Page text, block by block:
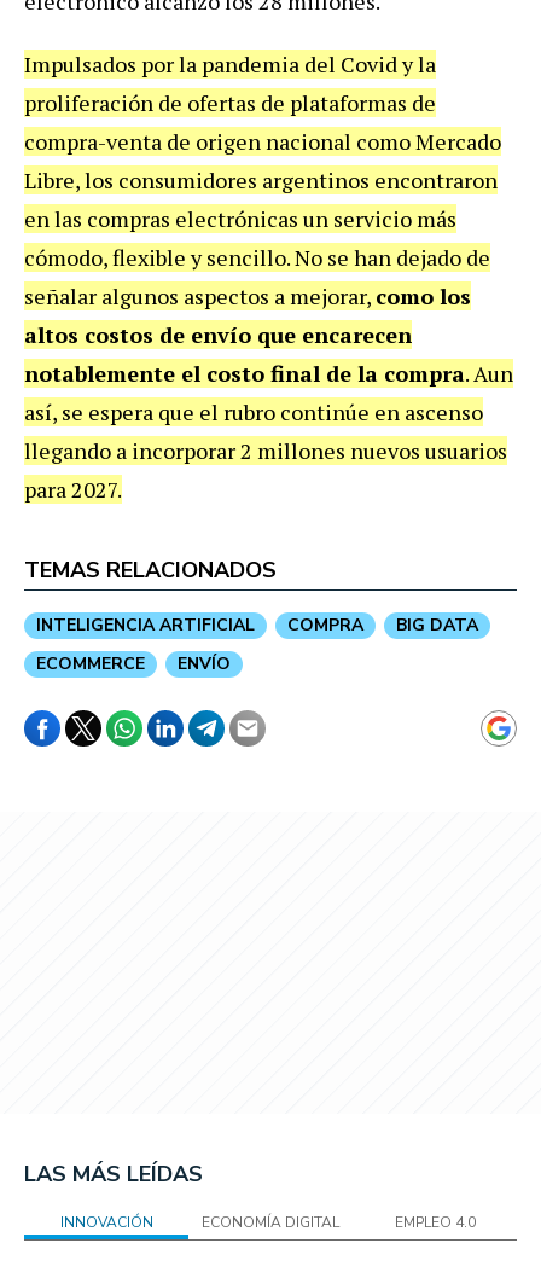
Impulsados por la pandemia del Covid y la
proliferación de ofertas de plataformas de
compra-venta de origen nacional como Mercado
Libre, los consumidores argentinos encontraron
en las compras electrónicas un servicio más
cómodo, flexible y sencillo. No se han dejado de
señalar algunos aspectos a mejorar, como los
altos costos de envío que encarecen
notablemente el costo final de la compra. Aun
así, se espera que el rubro continúe en ascenso
llegando a incorporar 2 millones nuevos usuarios
para 2027.
TEMAS RELACIONADOS
INTELIGENCIA ARTIFICIAL COMPRA
BIG DATA
ECOMMERCE
ENVÍO
LAS MÁS LEÍDAS
INNOVACIÓN ECONOMÍA DIGITAL EMPLEO 4.0